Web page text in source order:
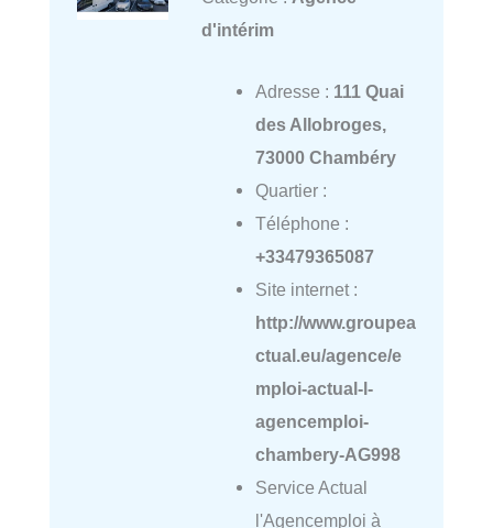
d'intérim
Adresse : 111 Quai
des Allobroges,
73000 Chambéry
Quartier :
Téléphone :
+33479365087
Site internet :
http://www.groupea
ctual.eu/agence/e
mploi-actual-l-
agencemploi-
chambery-AG998
Service Actual
l'Agencemploi à